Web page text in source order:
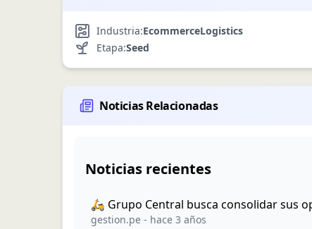
Industria:EcommerceLogistics
Etapa:Seed
Noticias Relacionadas
Noticias recientes
🛵 Grupo Central busca consolidar sus
gestion.pe - hace 3 años